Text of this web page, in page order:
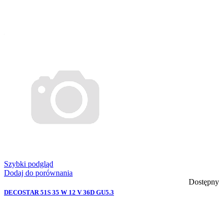
Szybki podgląd
Dodaj do porównania
Dostępny
DECOSTAR 51S 35 W 12 V 36D GU5.3